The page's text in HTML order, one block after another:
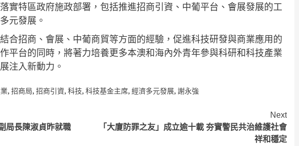
實特區政府施政部署，包括推進招商引資、中葡平台、會展發展的工
元發展。
合招商、會展、中葡商貿等方面的經驗，促進科技研發與商業應用的
平台的同時，將著力培養更多本澳和海內外青年參與科研和科技產業
注入新動力。
, 招商局, 招商引資, 科技, 科技基金主席, 經濟多元發展, 謝永強
局長陳淑貞昨就職
Next
「大廈防罪之友」成立逾十載 夯實警民共治維護社會
祥和穩定